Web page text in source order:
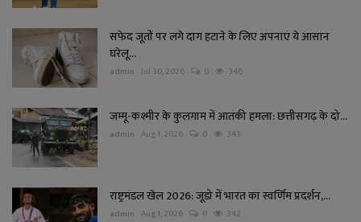
सफेद जूतों पर लगे दाग हटाने के लिए अपनाएं ये आसान
घरेलू...
admin Jul 30, 2026 0 346
जम्मू-कश्मीर के कुलगाम में आतंकी हमला: छत्तीसगढ़ के दो...
admin Aug 1, 2026 0 343
राष्ट्रमंडल खेल 2026: जूडो में भारत का स्वर्णिम प्रदर्शन,...
admin Aug 1, 2026 0 342